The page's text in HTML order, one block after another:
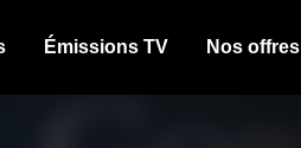
Émissions TV Nos offres